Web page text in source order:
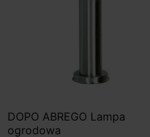
DOPO ABREGO Lampa
ogrodowa